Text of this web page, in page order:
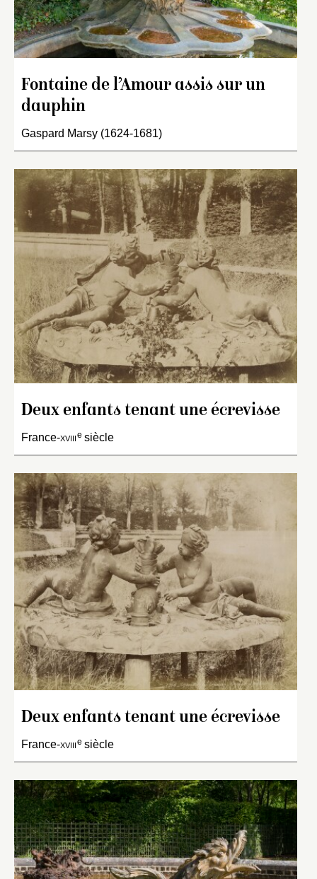
Fontaine de l’Amour assis sur un
dauphin
Gaspard Marsy (1624-1681)
Deux enfants tenant une écrevisse
France-xviiie siècle
Deux enfants tenant une écrevisse
France-xviiie siècle